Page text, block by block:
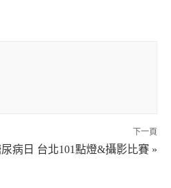
下一頁
病日 台北101點燈&攝影比賽 »